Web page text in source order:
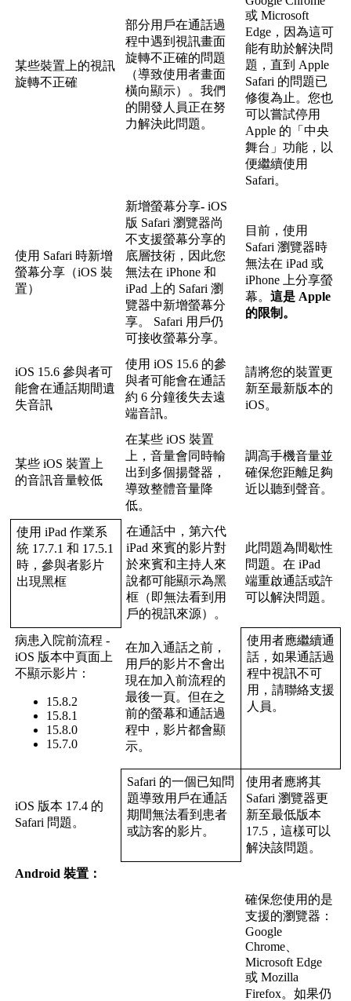
某些裝置 上的視訊
旋轉不正確
部分用 戶在通話過
程中遇到視訊畫面
旋轉不正確的問題
（導致使用者畫面
橫向顯示） 。我們
的開發 人 員正在努
力解決此問題 。
或 Microsoft
Edge ， 因為這可
能有助於解決問
題 ，直到 Apple
Safari 的問題已
修復為 止 。您也
可以嘗試停用
Apple 的 「中央
舞台 」功能 ， 以
便繼續使用
Safari。
使用 Safari 時新增
螢幕分享 （iOS 裝
置）
新增螢幕分享- iOS
版 Safari 瀏覽器尚
不支援螢幕分享的
底層技術 ， 因 此您
無法在 iPhone 和
iPad
上的 Safari 瀏
覽器中新增螢幕分
享。 Safari 用 戶仍
可接收螢幕分享。
目前 ，使用
Safari 瀏覽器時
無法在 iPad 或
iPhone
上分享螢
幕。這是 Apple
的限制 。
iOS 15.6 參與者可
能會在通話期 間遺
失音訊
使用 iOS 15.6 的參
與者可能會在通話
約 6 分鐘後失去遠
端音訊。
請將您的裝置更
新至最新版本的
iOS。
某些 iOS 裝置 上
的音訊音量較低
在某些 iOS 裝置
上 ，音量會同 時輸
出到 多個揚聲器 ，
導致整體音量降
低。
調高手機音量並
確保您距離足夠
近 以聽到聲音。
使用 iPad 作業系
統 17.7.1 和 17.5.1
時， 參與者影片
出現黑框
在通話中 ，第六代
iPad 來賓的影片對
於來賓和主持人 來
說都可能顯示為黑
框 （ 即無法看到 用
戶的視訊來源） 。
此問題為間歇性
問題 。在 iPad
端重啟通話或許
可以解決問題 。
病患 入 院前流程 -
iOS 版本中頁面 上
不顯示影片 ：
15.8.2
15.8.1
15.8.0
15.7.0
在加 入通話之前 ，
用 戶的影片不會出
現在加 入前流程的
最後一頁。但在之
前的螢幕和通話過
程中 ，影片都會顯
示。
使用者應繼續通
話， 如果通話過
程中視訊不可
用 ， 請聯絡支援
人 員 。
iOS 版本 17.4 的
Safari 問題 。
Safari 的一個已知問
題導致用 戶在通話
期 間無法看到 患者
或訪客的影片。
使用者應將其
Safari 瀏覽器更
新至最低版本
17.5 ，這樣可以
解決該問題 。
Android 裝置 ：
確保您使用 的是
支援的瀏覽器 ：
Google
Chrome
Microsoft Edge
或 Mozilla
Firefox。如果仍